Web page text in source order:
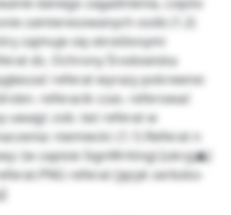
zainteresowanych osób (1.2)
zajmuje się określonymi
ds. Ochrony Środowiska
referat wyrazy pokrewne:
referacik czas. referować
uwagi: zob. też referat w
niemiecki: (1.1) Referat n
(w zapisie SignWriting) [ukryj▲]
referat.PNG referat (język serbsko-